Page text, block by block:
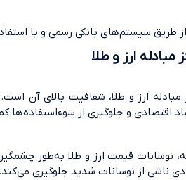
سیستم‌های بانکی رسمی و با
مبادله ارز و طلا
مبادله ارز و طلا، شفافیت بالای آن
و جلوگیری از سوءاستفاده‌ها
نوسانات قیمت ارز و طلا به‌طور
ناشی از نوسانات شدید جلوگیری می‌کند.